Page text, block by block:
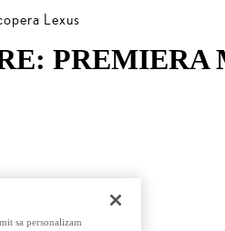
Lexus
PREMIERA
sa personalizam